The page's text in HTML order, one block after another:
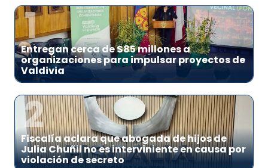
1
Entregan cerca de $85 millones a
organizaciones para impulsar proyectos de
Valdivia
2
Fiscalía aclara que abogada de hijos de
Julia Chuñil no es interviniente en causa por
violación de secreto